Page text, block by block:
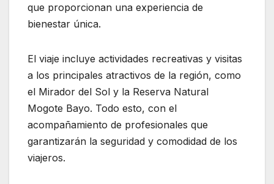
que proporcionan una experiencia de
bienestar única.
El viaje incluye actividades recreativas y visitas
a los principales atractivos de la región, como
el Mirador del Sol y la Reserva Natural
Mogote Bayo. Todo esto, con el
acompañamiento de profesionales que
garantizarán la seguridad y comodidad de los
viajeros.